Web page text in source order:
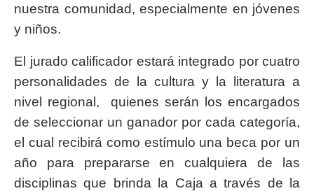
nuestra comunidad, especialmente en jóvenes
y niños.
El jurado calificador estará integrado por cuatro
personalidades de la cultura y la literatura a
nivel regional, quienes serán los encargados
de seleccionar un ganador por cada categoría,
el cual recibirá como estímulo una beca por un
año para prepararse en cualquiera de las
disciplinas que brinda la Caja a través de la